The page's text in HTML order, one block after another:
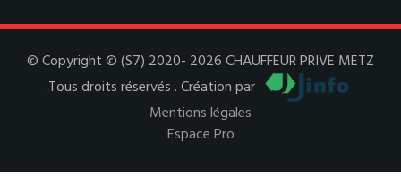
© Copyright © (S7) 2020- 2026 CHAUFFEUR PRIVE METZ
.Tous droits réservés . Création par
Mentions légales
Espace Pro